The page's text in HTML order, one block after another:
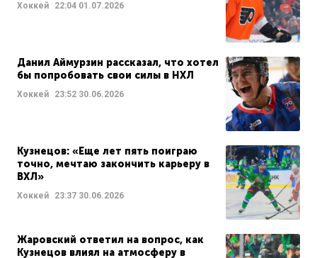
Хоккей 22:04 01.07.2026
Данил Аймурзин рассказал, что хотел
бы попробовать свои силы в НХЛ
Хоккей 23:52 30.06.2026
Кузнецов: «Еще лет пять поиграю
точно, мечтаю закончить карьеру в
ВХЛ»
Хоккей 23:37 30.06.2026
Жаровский ответил на вопрос, как
Кузнецов влиял на атмосферу в